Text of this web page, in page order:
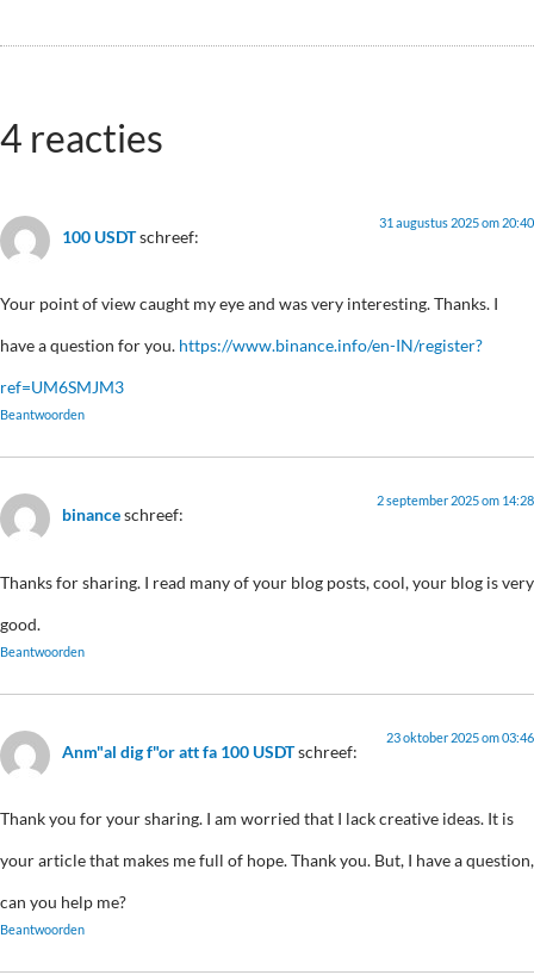
4 reacties
100 USDTschreef:
31 augustus 2025 om 20:40
Your point of view caught my eye and was very interesting. Thanks. I
have a question for you. https://www.binance.info/en-IN/register?
ref=UM6SMJM3
Beantwoorden
binanceschreef:
2 september 2025 om 14:28
Thanks for sharing. I read many of your blog posts, cool, your blog is very
good.
Beantwoorden
Anm"al dig f"or att fa 100 USDTschreef:
23 oktober 2025 om 03:46
Thank you for your sharing. I am worried that I lack creative ideas. It is
your article that makes me full of hope. Thank you. But, I have a question,
can you help me?
Beantwoorden